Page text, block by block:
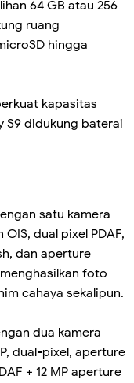
64 GB atau 256
ruang
hingga
kapasitas
S9 didukung baterai
satu kamera
dual pixel PDAF,
dan aperture
foto
cahaya sekalipun.
dua kamera
dual-pixel, aperture
+ 12 MP aperture